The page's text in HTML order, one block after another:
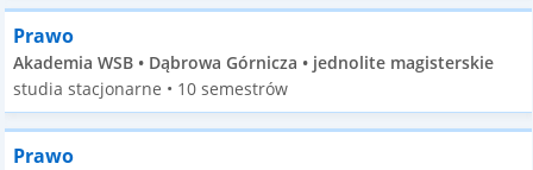
Prawo
Akademia WSB • Dąbrowa Górnicza • jednolite magisterskie
studia stacjonarne • 10 semestrów
Prawo